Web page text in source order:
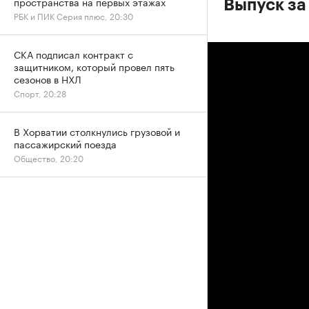
Выпуск
РБК и ПИК Серия плюс, 20:30
СКА подписал контракт с
защитником, который провел пять
сезонов в НХЛ
Спорт, 20:28
В Хорватии столкнулись грузовой и
пассажирский поезда
Общество, 20:20